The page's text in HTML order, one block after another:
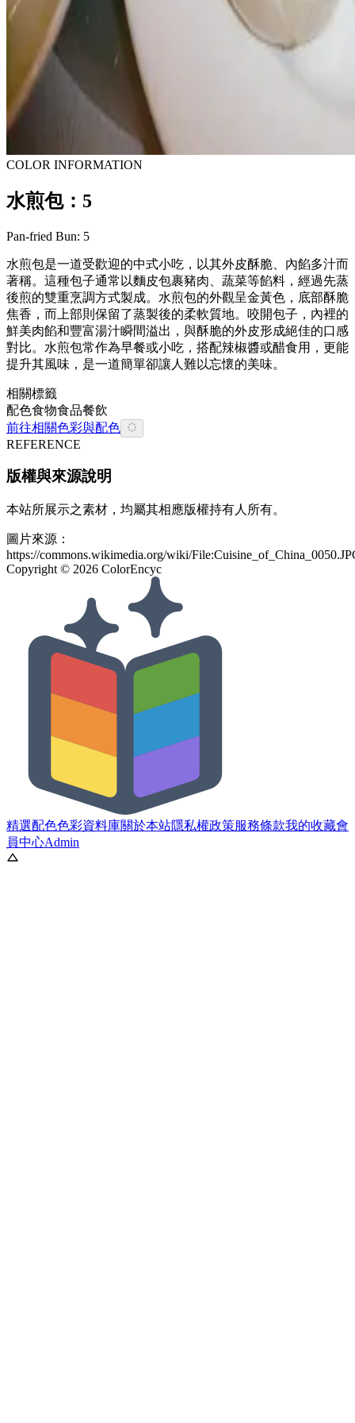
COLOR INFORMATION
水煎包：5
Pan-fried Bun: 5
水煎包是一道受歡迎的中式小吃，以其外皮酥脆、內餡多汁而
著稱。這種包子通常以麵皮包裹豬肉、蔬菜等餡料，經過先蒸
後煎的雙重烹調方式製成。水煎包的外觀呈金黃色，底部酥脆
焦香，而上部則保留了蒸製後的柔軟質地。咬開包子，內裡的
鮮美肉餡和豐富湯汁瞬間溢出，與酥脆的外皮形成絕佳的口感
對比。水煎包常作為早餐或小吃，搭配辣椒醬或醋食用，更能
提升其風味，是一道簡單卻讓人難以忘懷的美味。
相關標籤
配色食物食品餐飲
前往相關色彩與配色
REFERENCE
版權與來源說明
本站所展示之素材，均屬其相應版權持有人所有。
圖片來源：
https://commons.wikimedia.org/wiki/
Copyright © 2026 ColorEncyc
精選配色色彩資料庫關於本站隱私權政策服務條款我的收藏會
員中心Admin